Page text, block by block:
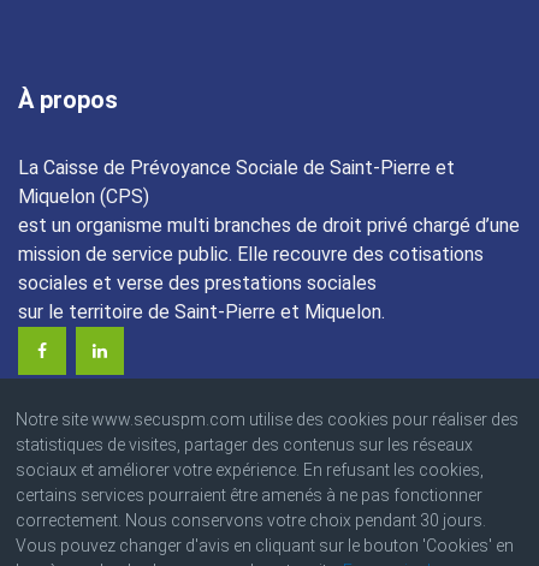
À propos
La Caisse de Prévoyance Sociale de Saint-Pierre et
Miquelon (CPS)
est un organisme multi branches de droit privé chargé d’une
mission de service public. Elle recouvre des cotisations
sociales et verse des prestations sociales
sur le territoire de Saint-Pierre et Miquelon.
© 2023 Caisse de Prévoyance Sociale
Angle des boulevards Colmay et Thélot • BP : 4220
Notre site www.secuspm.com utilise des cookies pour réaliser des
statistiques de visites, partager des contenus sur les réseaux
sociaux et améliorer votre expérience. En refusant les cookies,
certains services pourraient être amenés à ne pas fonctionner
correctement. Nous conservons votre choix pendant 30 jours.
Vous pouvez changer d'avis en cliquant sur le bouton 'Cookies' en